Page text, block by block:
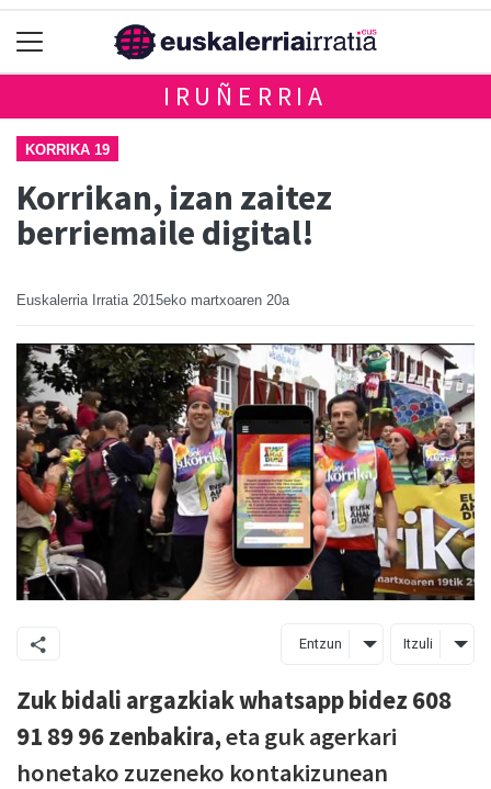
IRUÑERRIA
KORRIKA 19
Korrikan, izan zaitez
berriemaile digital!
Euskalerria Irratia 2015eko martxoaren 20a
Entzun Itzuli
Zuk bidali argazkiak whatsapp bidez 608
91 89 96 zenbakira,eta guk agerkari
honetako zuzeneko kontakizunean